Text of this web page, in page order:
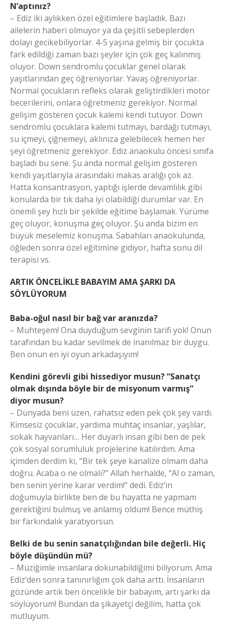
N’aptınız?
– Ediz iki aylıkken özel eğitimlere başladık. Bazı
ailelerin haberi olmuyor ya da çeşitli sebeplerden
dolayı gecikebiliyorlar. 4-5 yaşına gelmiş bir çocukta
fark edildiği zaman bazı şeyler için çok geç kalınmış
oluyor. Down sendromlu çocuklar genel olarak
yaşıtlarından geç öğreniyorlar. Yavaş öğreniyorlar.
Normal çocukların refleks olarak geliştirdikleri motor
becerilerini, onlara öğretmeniz gerekiyor. Normal
gelişim gösteren çocuk kalemi kendi tutuyor. Down
sendromlu çocuklara kalemi tutmayı, bardağı tutmayı,
su içmeyi, çiğnemeyi, aklınıza gelebilecek hemen her
şeyi öğretmeniz gerekiyor. Ediz anaokulu öncesi sınıfa
başladı bu sene. Şu anda normal gelişim gösteren
kendi yaşıtlarıyla arasındaki makas aralığı çok az.
Hatta konsantrasyon, yaptığı işlerde devamlılık gibi
konularda bir tık daha iyi olabildiği durumlar var. En
önemli şey hızlı bir şekilde eğitime başlamak. Yürüme
geç oluyor, konuşma geç oluyor. Şu anda bizim en
büyük meselemiz konuşma. Sabahları anaokulunda,
öğleden sonra özel eğitimine gidiyor, hafta sonu dil
terapisi vs.
ARTIK ÖNCELİKLE BABAYIM AMA ŞARKI DA
SÖYLÜYORUM
Baba-oğul nasıl bir bağ var aranızda?
– Muhteşem! Ona duyduğum sevginin tarifi yok! Onun
tarafından bu kadar sevilmek de inanılmaz bir duygu.
Ben onun en iyi oyun arkadaşıyım!
Kendini görevli gibi hissediyor musun? “Sanatçı
olmak dışında böyle bir de misyonum varmış”
diyor musun?
– Dünyada beni üzen, rahatsız eden pek çok şey vardı.
Kimsesiz çocuklar, yardıma muhtaç insanlar, yaşlılar,
sokak hayvanları… Her duyarlı insan gibi ben de pek
çok sosyal sorumluluk projelerine katılırdım. Ama
içimden derdim ki, “Bir tek şeye kanalize olmam daha
doğru. Acaba o ne olmalı?” Allah herhalde, “Al o zaman,
ben senin yerine karar verdim!” dedi. Ediz’in
doğumuyla birlikte ben de bu hayatta ne yapmam
gerektiğini bulmuş ve anlamış oldum! Bence müthiş
bir farkındalık yaratıyorsun.
Belki de bu senin sanatçılığından bile değerli. Hiç
böyle düşündün mü?
– Müziğimle insanlara dokunabildiğimi biliyorum. Ama
Ediz’den sonra tanınırlığım çok daha arttı. İnsanların
gözünde artık ben öncelikle bir babayım, artı şarkı da
söylüyorum! Bundan da şikayetçi değilim, hatta çok
mutluyum.